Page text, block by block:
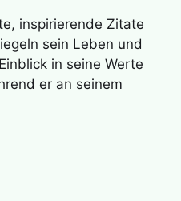
inspirierende Zitate
sein Leben und
in seine Werte
er an seinem